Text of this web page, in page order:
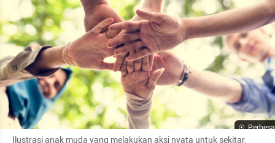
Ilustrasi anak muda yang melakukan aksi nyata untuk sekitar.